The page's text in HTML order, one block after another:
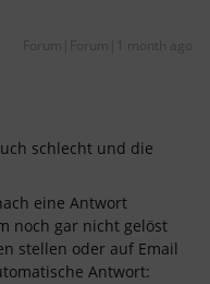
Forum|Forum|1 month ago
schlecht und die
eine Antwort
noch gar nicht gelöst
stellen oder auf Email
Antwort: